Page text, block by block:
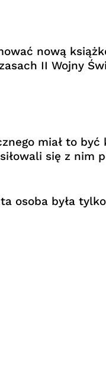
nową
II Wojny
miał to być
się z nim
osoba była